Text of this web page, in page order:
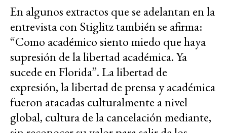
En algunos extractos que se adelantan en la
entrevista con Stiglitz también se afirma:
“Como académico siento miedo que haya
supresión de la libertad académica. Ya
sucede en Florida”. La libertad de
expresión, la libertad de prensa y académica
fueron atacadas culturalmente a nivel
global, cultura de la cancelación mediante,